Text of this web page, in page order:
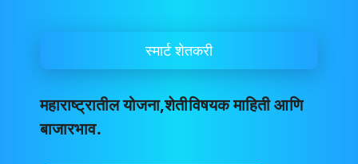
स्मार्ट शेतकरी
महाराष्ट्रातील योजना,शेतीविषयक माहिती आणि
बाजारभाव.